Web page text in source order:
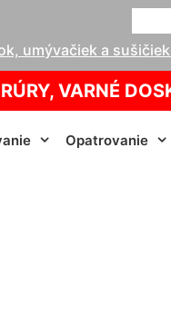
umývačiek a
VARNÉ
Opatrovanie